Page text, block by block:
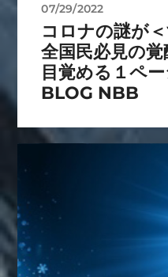
07/29/2022
コロナの謎が
全国民必見の
目覚める１ペ
BLOG NBB